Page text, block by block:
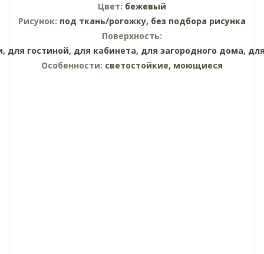
Цвет: бежевый
Рисунок: под ткань/рогожку, без подбора рисунка
Поверхность:
для гостиной, для кабинета, для загородного дома,
Особенности: светостойкие, моющиеся